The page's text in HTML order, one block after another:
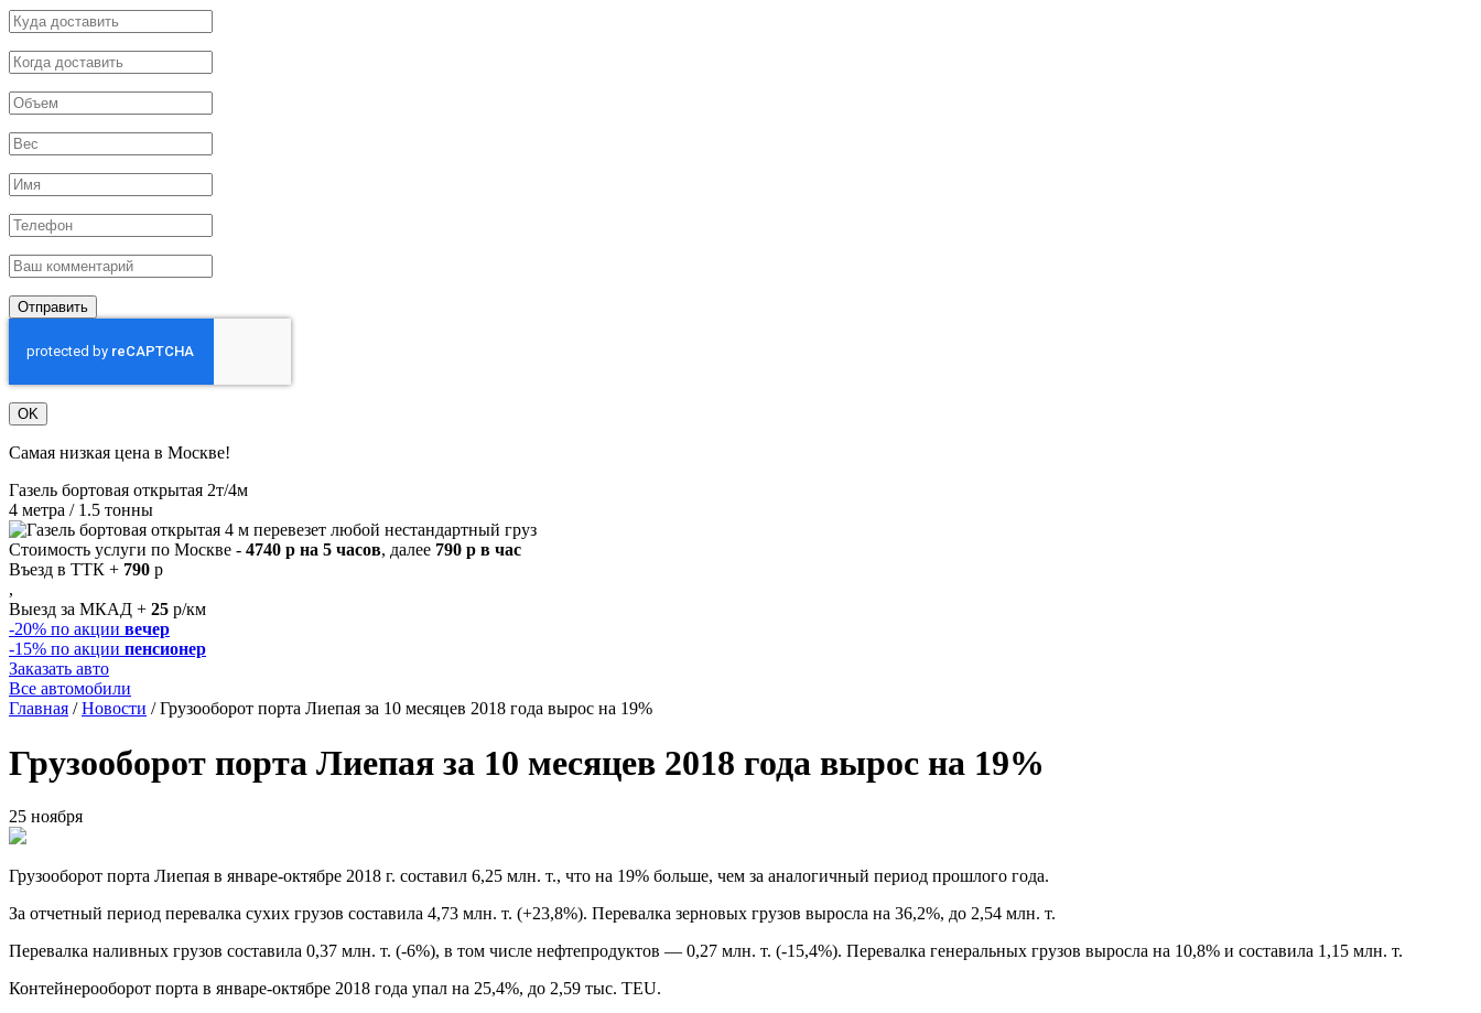
Отправить
OK
Самая низкая цена в Москве!
Газель бортовая открытая 2т/4м
4 метра / 1.5 тонны
Стоимость услуги по Москве - 4740 р на 5 часов, далее 790 р в час
Въезд в ТТК + 790 р
,
Выезд за МКАД + 25 р/км
-20% по акции вечер
-15% по акции пенсионер
Заказать авто
Все автомобили
Главная /Новости /Грузооборот порта Лиепая за 10 месяцев 2018 года вырос на 19%
Грузооборот порта Лиепая за 10 месяцев 2018 года вырос на 19%
25 ноября
Грузооборот порта Лиепая в январе-октябре 2018 г. составил 6,25 млн. т., что на 19% больше, чем за аналогичный период прошлого года.
За отчетный период перевалка сухих грузов составила 4,73 млн. т. (+23,8%). Перевалка зерновых грузов выросла на 36,2%, до 2,54 млн. т.
Перевалка наливных грузов составила 0,37 млн. т. (-6%), в том числе нефтепродуктов — 0,27 млн. т. (-15,4%). Перевалка генеральных грузов выросла на 10,8% и составила 1,15 млн. т.
Контейнерооборот порта в январе-октябре 2018 года упал на 25,4%, до 2,59 тыс. TEU.